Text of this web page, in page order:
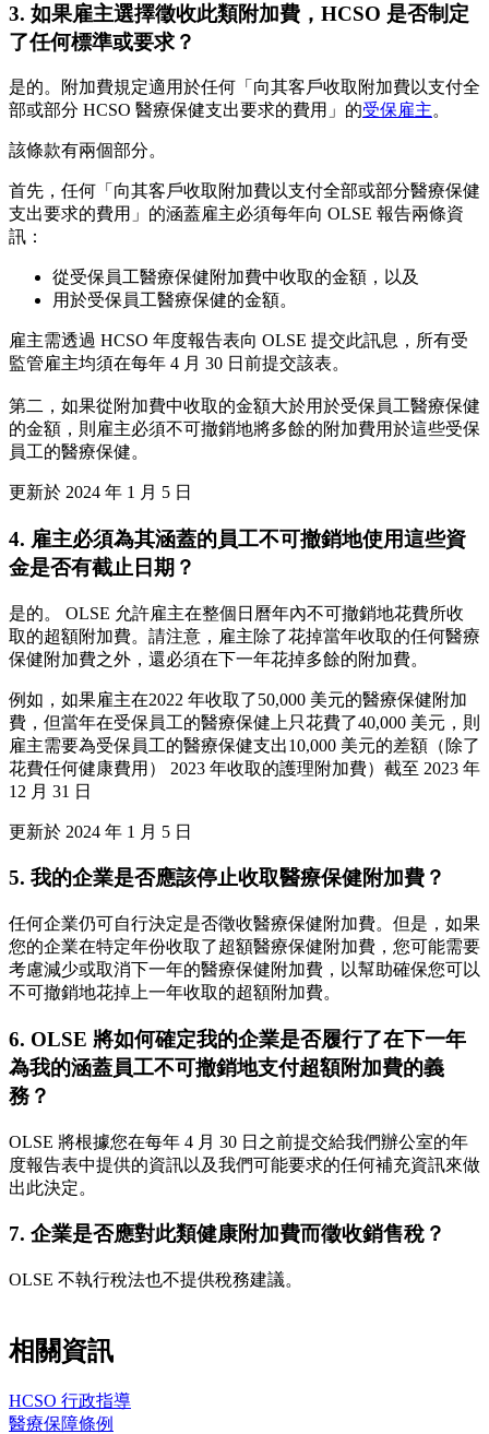
3. 如果雇主選擇徵收此類附加費，HCSO 是否制定
了任何標準或要求？
是的。附加費規定適用於任何「向其客戶收取附加費以支付全
部或部分 HCSO 醫療保健支出要求的費用」的受保雇主。
該條款有兩個部分。
首先，任何「向其客戶收取附加費以支付全部或部分醫療保健
支出要求的費用」的涵蓋雇主必須每年向 OLSE 報告兩條資
訊：
從受保員工醫療保健附加費中收取的金額，以及
用於受保員工醫療保健的金額。
雇主需透過 HCSO 年度報告表向 OLSE 提交此訊息，所有受
監管雇主均須在每年 4 月 30 日前提交該表。
第二，如果從附加費中收取的金額大於用於受保員工醫療保健
的金額，則雇主必須不可撤銷地將多餘的附加費用於這些受保
員工的醫療保健。
更新於 2024 年 1 月 5 日
4. 雇主必須為其涵蓋的員工不可撤銷地使用這些資
金是否有截止日期？
是的。 OLSE 允許雇主在整個日曆年內不可撤銷地花費所收
取的超額附加費。請注意，雇主除了花掉當年收取的任何醫療
保健附加費之外，還必須在下一年花掉多餘的附加費。
例如，如果雇主在2022 年收取了50,000 美元的醫療保健附加
費，但當年在受保員工的醫療保健上只花費了40,000 美元，則
雇主需要為受保員工的醫療保健支出10,000 美元的差額（除了
花費任何健康費用） 2023 年收取的護理附加費）截至 2023 年
12 月 31 日
更新於 2024 年 1 月 5 日
5. 我的企業是否應該停止收取醫療保健附加費？
任何企業仍可自行決定是否徵收醫療保健附加費。但是，如果
您的企業在特定年份收取了超額醫療保健附加費，您可能需要
考慮減少或取消下一年的醫療保健附加費，以幫助確保您可以
不可撤銷地花掉上一年收取的超額附加費。
6. OLSE 將如何確定我的企業是否履行了在下一年
為我的涵蓋員工不可撤銷地支付超額附加費的義
務？
OLSE 將根據您在每年 4 月 30 日之前提交給我們辦公室的年
度報告表中提供的資訊以及我們可能要求的任何補充資訊來做
出此決定。
7. 企業是否應對此類健康附加費而徵收銷售稅？
OLSE 不執行稅法也不提供稅務建議。
相關資訊
HCSO 行政指導
醫療保障條例